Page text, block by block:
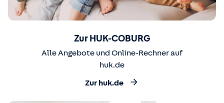
Zur HUK-COBURG
Alle Angebote und Online-Rechner auf
huk.de
Zur huk.de